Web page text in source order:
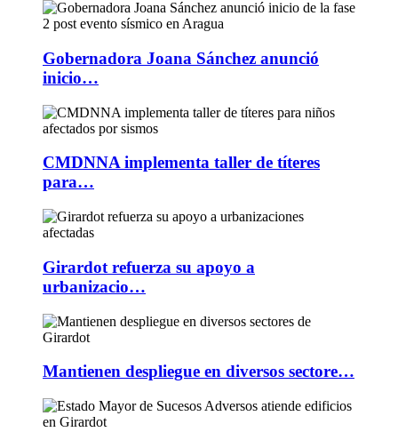
Gobernadora Joana Sánchez anunció
inicio…
CMDNNA implementa taller de títeres
para…
Girardot refuerza su apoyo a
urbanizacio…
Mantienen despliegue en diversos sectore…